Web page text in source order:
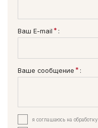
Ваш E-mail * :
Ваше сообщение * :
я соглашаюсь на обработку